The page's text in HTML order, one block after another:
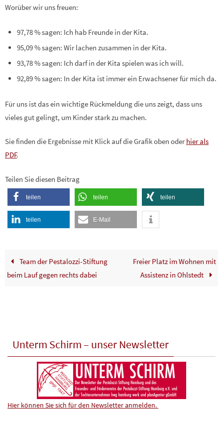
Worüber wir uns freuen:
97,78 % sagen: Ich hab Freunde in der Kita.
95,09 % sagen: Wir lachen zusammen in der Kita.
93,78 % sagen: Ich darf in der Kita spielen was ich will.
92,89 % sagen: In der Kita ist immer ein Erwachsener für mich da.
Für uns ist das ein wichtige Rückmeldung die uns zeigt, dass uns
vieles gut gelingt, um Kinder stark zu machen.
Sie finden die Ergebnisse mit Klick auf die Grafik oben oderhier als
PDF.
Teilen Sie diesen Beitrag
teilen teilen teilen
teilen E-Mail
Team der Pestalozzi-Stiftung
beim Lauf gegen rechts dabei
Freier Platz im Wohnen mit
Assistenz in Ohlstedt
Unterm Schirm – unser Newsletter
Hier können Sie sich für den Newsletter anmelden.